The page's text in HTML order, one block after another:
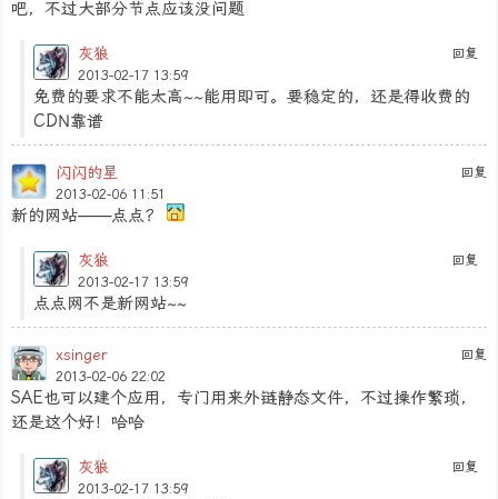
吧，不过大部分节点应该没问题
回复
灰狼
2013-02-17 13:59
免费的要求不能太高~~能用即可。要稳定的，还是得收费的
CDN靠谱
回复
闪闪的星
2013-02-06 11:51
新的网站——点点？
回复
灰狼
2013-02-17 13:59
点点网不是新网站~~
回复
xsinger
2013-02-06 22:02
SAE也可以建个应用，专门用来外链静态文件，不过操作繁琐，
还是这个好！哈哈
回复
灰狼
2013-02-17 13:59